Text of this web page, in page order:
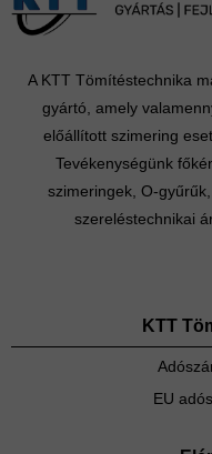
A KTT Tömítéstechnika
gyártó, amely
előállított szimering
Tevékenységünk
szimeringek, O-
szereléstechnikai
KTT
EU